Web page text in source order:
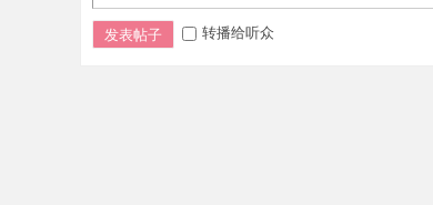
发表帖子 转播给听众